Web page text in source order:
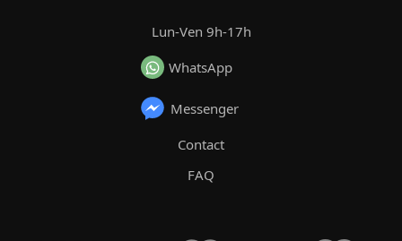
Lun-Ven 9h-17h
WhatsApp
Messenger
Contact
FAQ